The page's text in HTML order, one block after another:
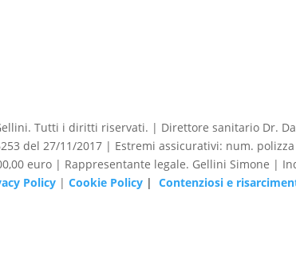
Tutti i diritti riservati. | Direttore sanitario Dr.
del 27/11/2017 | Estremi assicurativi: num.
euro | Rappresentante legale. Gellini Simone |
Policy | Cookie Policy | Contenziosi e